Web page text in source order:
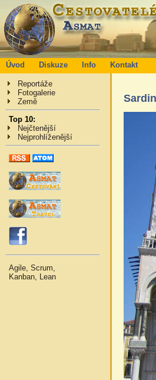
Úvod Diskuze Info Kontakt
Reportáže
Fotogalerie
Země
Top 10:
Nejčtenější
Nejprohlíženější
Agile, Scrum,
Kanban, Lean